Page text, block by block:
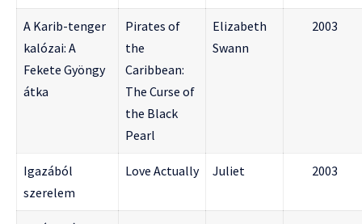
A Karib-tenger
kalózai: A
Fekete Gyöngy
átka
Pirates of
the
Caribbean:
The Curse of
the Black
Pearl
Elizabeth
Swann
2003
Igazából
szerelem
Love Actually Juliet 2003